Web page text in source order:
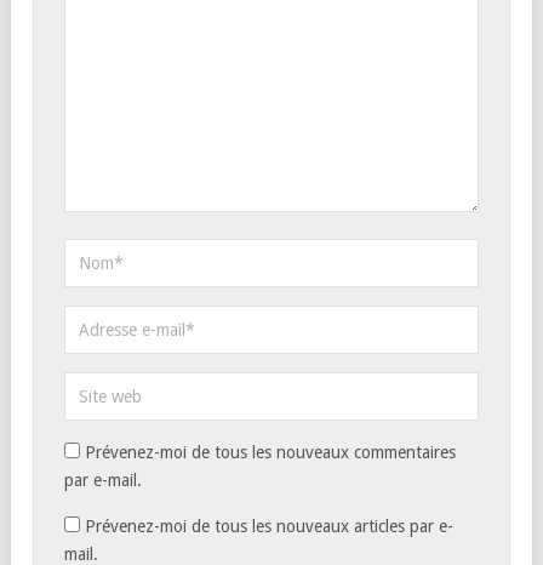
Prévenez-moi de tous les nouveaux commentaires
par e-mail.
Prévenez-moi de tous les nouveaux articles par e-
mail.